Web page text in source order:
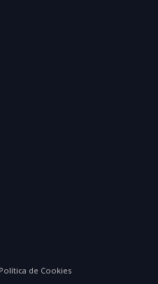
Política de Cookies